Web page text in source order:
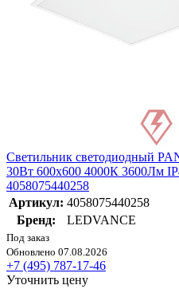
Светильник светодиодный
30Вт 600х600 4000К 3600Лм
4058075440258
Артикул: 4058075440258
Бренд:
LEDVANCE
Под заказ
Обновлено 07.08.2026
+7 (495) 787-17-46
Уточнить цену